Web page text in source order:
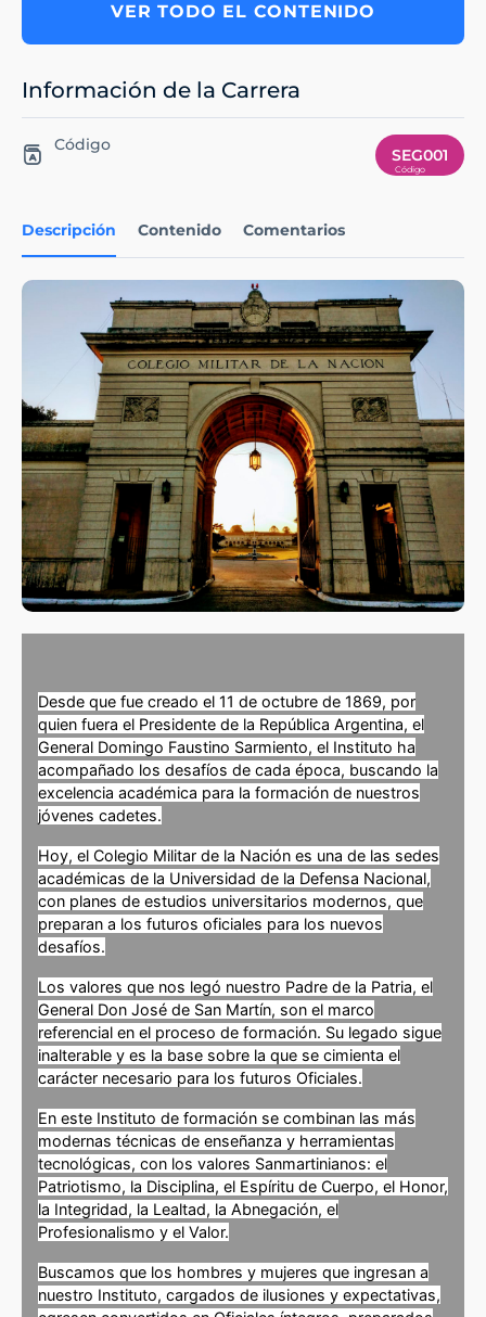
Descripción Contenido Comentarios
Desde que fue creado el 11 de octubre de 1869, por
quien fuera el Presidente de la República Argentina, el
General Domingo Faustino Sarmiento, el Instituto ha
acompañado los desafíos de cada época, buscando la
excelencia académica para la formación de nuestros
jóvenes cadetes.
Hoy, el Colegio Militar de la Nación es una de las sedes
académicas de la Universidad de la Defensa Nacional,
con planes de estudios universitarios modernos, que
preparan a los futuros oficiales para los nuevos
desafíos.
Los valores que nos legó nuestro Padre de la Patria, el
General Don José de San Martín, son el marco
referencial en el proceso de formación. Su legado sigue
inalterable y es la base sobre la que se cimienta el
carácter necesario para los futuros Oficiales.
En este Instituto de formación se combinan las más
modernas técnicas de enseñanza y herramientas
tecnológicas, con los valores Sanmartinianos: el
Patriotismo, la Disciplina, el Espíritu de Cuerpo, el Honor,
la Integridad, la Lealtad, la Abnegación, el
Profesionalismo y el Valor.
Buscamos que los hombres y mujeres que ingresan a
nuestro Instituto, cargados de ilusiones y expectativas,
VER TODO EL CONTENIDO
Información de la Carrera
Código
SEG001